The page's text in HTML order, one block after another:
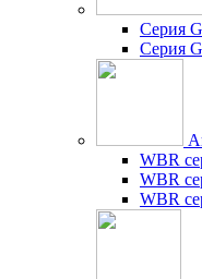
Серия
Серия
WBR
WBR
WBR